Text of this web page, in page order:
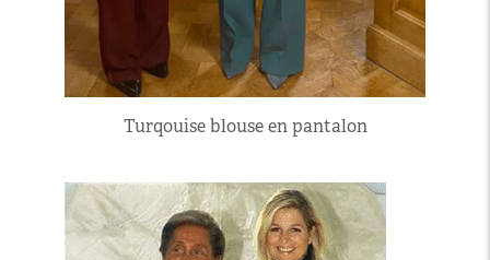
Turqouise blouse en pantalon